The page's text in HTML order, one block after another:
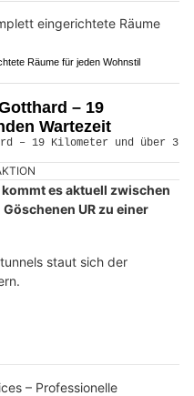
Räume für jeden Wohnstil
– 19
Wartezeit
es aktuell zwischen
UR zu einer
staut sich der